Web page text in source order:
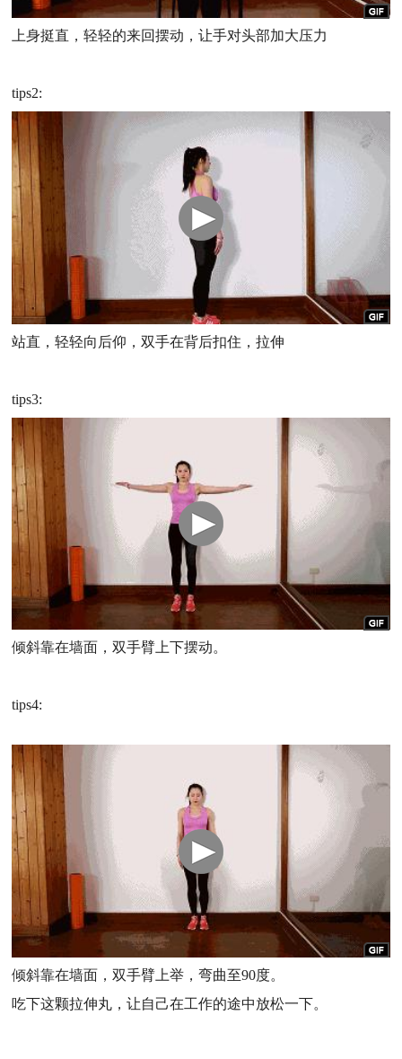
上身挺直，轻轻的来回摆动，让手对头部加大压力
tips2:
站直，轻轻向后仰，双手在背后扣住，拉伸
tips3:
倾斜靠在墙面，双手臂上下摆动。
tips4:
倾斜靠在墙面，双手臂上举，弯曲至90度。
吃下这颗拉伸丸，让自己在工作的途中放松一下。